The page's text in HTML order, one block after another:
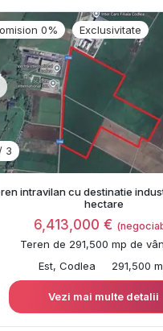
0% Exclusivitate
/ 3
intravilan cu destinatie
hectare
6,413,000 €
Teren de 291,500 mp de
Est, Codlea
291,500
Vezi mai multe detalii